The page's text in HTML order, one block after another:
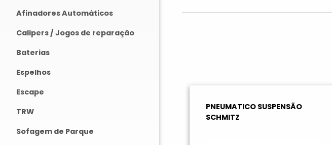
Afinadores Automáticos
Calipers / Jogos de reparação
Baterias
Espelhos
Escape
TRW
Sofagem de Parque
PNEUMATICO SUSPENSÃO
SCHMITZ